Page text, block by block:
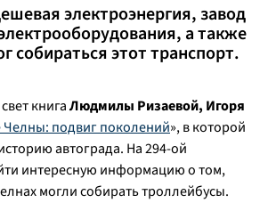
электроэнергия, завод
а также
собираться этот транспорт.
книгаЛюдмилы Ризаевой, Игоря
подвиг поколений», в которой
автограда. На 294-ой
интересную информацию о том,
могли собирать троллейбусы.